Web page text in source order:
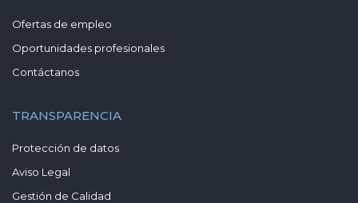
Ofertas de empleo
Oportunidades profesionales
Contáctanos
TRANSPARENCIA
Protección de datos
Aviso Legal
Gestión de Calidad